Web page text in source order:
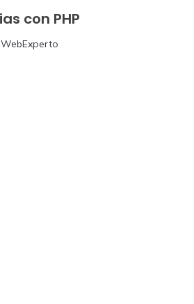
con PHP
WebExperto